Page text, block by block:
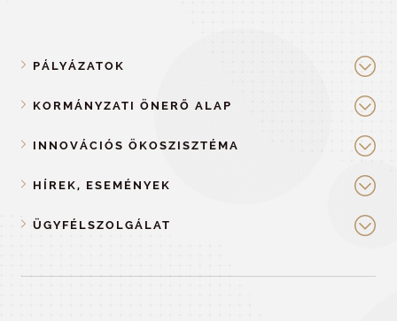
PÁLYÁZATOK
KORMÁNYZATI ÖNERŐ ALAP
INNOVÁCIÓS ÖKOSZISZTÉMA
HÍREK, ESEMÉNYEK
ÜGYFÉLSZOLGÁLAT